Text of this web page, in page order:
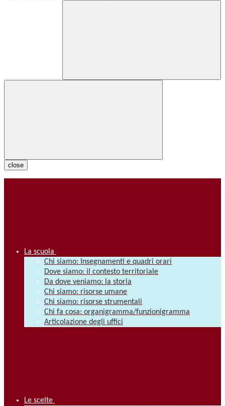
close
La scuola
Chi siamo: Insegnamenti e quadri orari
Dove siamo: il contesto territoriale
Da dove veniamo: la storia
Chi siamo: risorse umane
Chi siamo: risorse strumentali
Chi fa cosa: organigramma/funzionigramma
Articolazione degli uffici
Le scelte